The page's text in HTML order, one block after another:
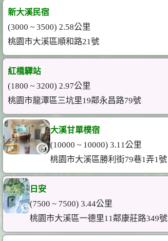
新大溪民宿
(3000 ~ 3500) 2.58公里
桃園市大溪區順和路21號
紅橋驛站
(1800 ~ 3200) 2.97公里
桃園市龍潭區三坑里19鄰永昌路79號
大溪甘單樸宿
(10000 ~ 10000) 3.11公里
桃園市大溪區勝利街79巷1弄1號
日安
(7500 ~ 7500) 3.44公里
桃園市大溪區一德里11鄰康莊路349號